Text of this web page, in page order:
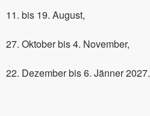
11. bis 19. August,
27. Oktober bis 4. November,
22. Dezember bis 6. Jänner 2027.